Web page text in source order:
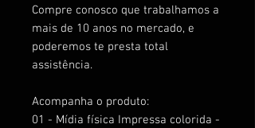
Compre conosco que trabalhamos a
mais de 10 anos no mercado, e
poderemos te presta total
assistência.
Acompanha o produto:
01 - Mídia física Impressa colorida -